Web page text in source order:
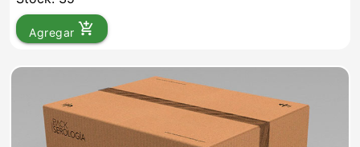
Agregar add_shopping_cart